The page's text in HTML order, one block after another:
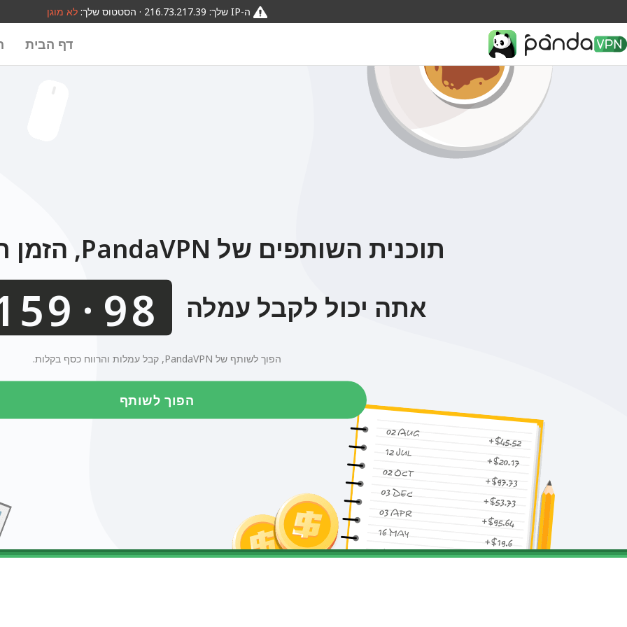
ה-IP שלך: 216.73.217.39 · הסטטוס שלך: לא מוגן
דף הבית
תוכנית השותפים של PandaVPN, הזמן רק
אתה יכול לקבל עמלה
0123456789.
הפוך לשותף של PandaVPN, קבל עמלות והרווח כסף בקלות.
הפוך לשותף